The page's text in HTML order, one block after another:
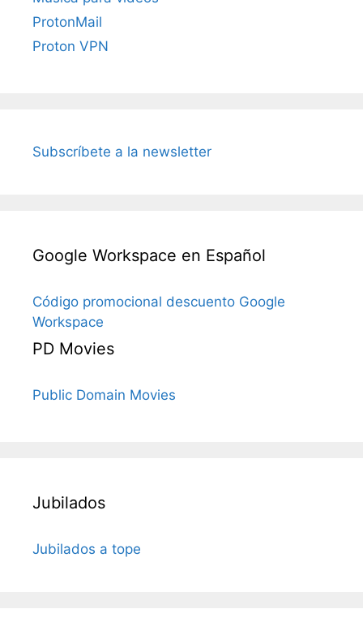
ProtonMail
Proton VPN
Subscríbete a la newsletter
Google Workspace en Español
Código promocional descuento Google
Workspace
PD Movies
Public Domain Movies
Jubilados
Jubilados a tope